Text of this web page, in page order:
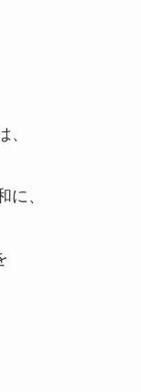
、
に、